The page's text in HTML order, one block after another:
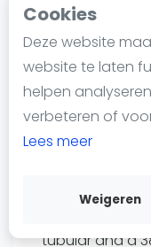
Cookies
Deze website
website te laten
helpen
verbeteren of
Lees meer
Weigeren
Informatie
Over ons
Contact
Adverteren
Insights
WhatsApp
Join
5 0 Sinds 24
Varlion
Varlion
20.1 W |
€15995 €33995
Verzenden
tubular and a